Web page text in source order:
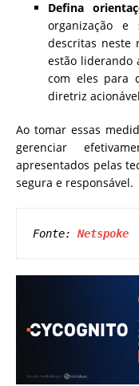
Defina
organização e
descritas neste
estão liderando
com eles para
diretriz
Ao tomar essas
gerenciar
apresentados pelas
segura e responsável.
Fonte: Netspoke